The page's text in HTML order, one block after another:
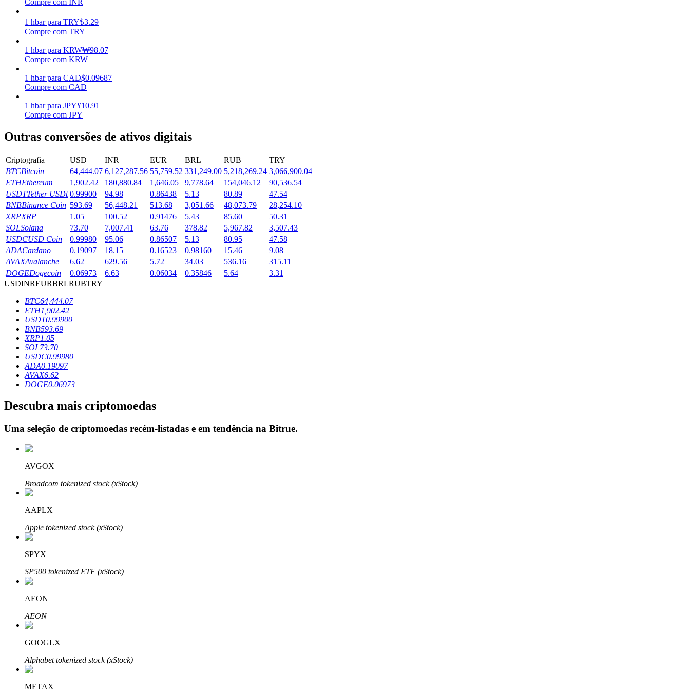
Ganhar
Ganhe recompensas competitivas diariamente
Estacamento
Altos retornos e acesso instantâneo
Launchpool
Staking flexível para ganhar tokens populares.
Bloqueios de BTR
Investimentos exclusivos para titulares de BTR
Empréstimos
1 hbar para TRY₺3.29
Compre com TRY
1 hbar para KRW₩98.07
Compre com KRW
1 hbar para CAD$0.09687
Compre com CAD
1 hbar para JPY¥10.91
Compre com JPY
Outras conversões de ativos digitais
Criptografia USD INR EUR BRL RUB
TRY
BTCBitcoin 64,444.07 6,127,287.56 55,759.52 331,249.00 5,218,269.24 3,066,900.04
ETHEthereum 1,902.42 180,880.84 1,646.05 9,778.64 154,046.12
90,536.54
USDTTether USDt 0.99900 94.98 0.86438 5.13 80.89
47.54
BNBBinance Coin 593.69 56,448.21 513.68 3,051.66 48,073.79
28,254.10
XRPXRP 1.05 100.52 0.91476 5.43 85.60
50.31
SOLSolana 73.70 7,007.41 63.76 378.82 5,967.82
3,507.43
USDCUSD Coin 0.99980 95.06 0.86507 5.13 80.95
47.58
ADACardano 0.19097 18.15 0.16523 0.98160 15.46
9.08
AVAXAvalanche 6.62 629.56 5.72 34.03 536.16
315.11
DOGEDogecoin 0.06973 6.63 0.06034 0.35846 5.64
3.31
USDINREURBRLRUBTRY
BTC64,444.07
ETH1,902.42
USDT0.99900
BNB593.69
XRP1.05
SOL73.70
USDC0.99980
ADA0.19097
AVAX6.62
DOGE0.06973
Descubra mais criptomoedas
Uma seleção de criptomoedas recém-listadas e em tendência na Bitrue.
AVGOX
Broadcom tokenized stock (xStock)
AAPLX
Apple tokenized stock (xStock)
SPYX
SP500 tokenized ETF (xStock)
AEON
AEON
GOOGLX
Alphabet tokenized stock (xStock)
METAX